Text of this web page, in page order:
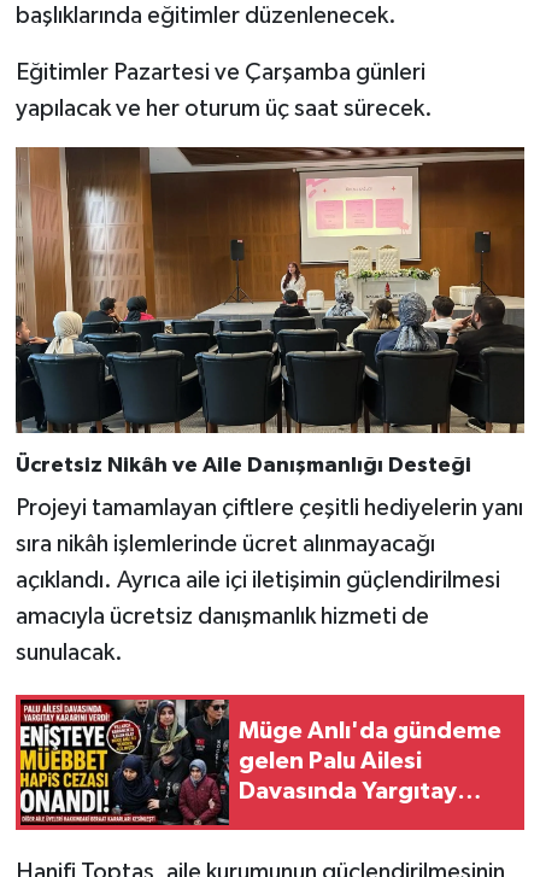
başlıklarında eğitimler düzenlenecek.
Eğitimler Pazartesi ve Çarşamba günleri
yapılacak ve her oturum üç saat sürecek.
Ücretsiz Nikâh ve Aile Danışmanlığı Desteği
Projeyi tamamlayan çiftlere çeşitli hediyelerin yanı
sıra nikâh işlemlerinde ücret alınmayacağı
açıklandı. Ayrıca aile içi iletişimin güçlendirilmesi
amacıyla ücretsiz danışmanlık hizmeti de
sunulacak.
Müge Anlı'da gündeme
gelen Palu Ailesi
Davasında Yargıtay
Hanifi Toptaş, aile kurumunun güçlendirilmesinin
Genel
Politika
YEREL
BÖLGEDEN
BİLİM TEKNOLOJİ
ASAYİŞ
ÇEVRE
BİLİM VE TEKNOLOJİ
YARIŞMALAR
TANITIM
HABERDE İNSAN